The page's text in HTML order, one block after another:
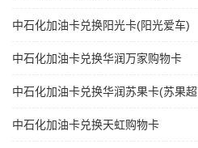
中石化加油卡兑换阳光卡(阳光爱车)
中石化加油卡兑换华润万家购物卡
中石化加油卡兑换华润苏果卡(苏果
中石化加油卡兑换天虹购物卡